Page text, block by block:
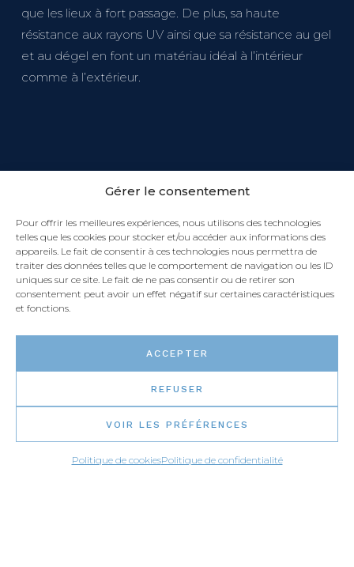
Gérer le consentement
Pour offrir les meilleures expériences, nous utilisons des technologies
telles que les cookies pour stocker et/ou accéder aux informations des
appareils. Le fait de consentir à ces technologies nous permettra de
traiter des données telles que le comportement de navigation ou les ID
uniques sur ce site. Le fait de ne pas consentir ou de retirer son
consentement peut avoir un effet négatif sur certaines caractéristiques
et fonctions.
ACCEPTER
REFUSER
VOIR LES PRÉFÉRENCES
Politique de cookiesPolitique de confidentialité
que les lieux à fort passage. De plus, sa haute
résistance aux rayons UV ainsi que sa résistance au gel
et au dégel en font un matériau idéal à l’intérieur
comme à l’extérieur.
Bases de douche